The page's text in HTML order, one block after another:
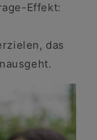
Effekt:
das